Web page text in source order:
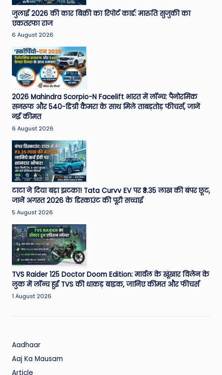
s
A
ro
u
n
d
T
h
e
W
o
rl
d
जुलाई 2026 की कार बिक्री का रिपोर्ट कार्ड: मारुति सुजुकी का
एकतरफा राज
6 August 2026
2026 Mahindra Scorpio-N Facelift भारत में लॉन्च: पैनोरमिक
सनरूफ और 540-डिग्री कैमरा के साथ मिले ताबड़तोड़ फीचर्स, जानें
नई कीमत
6 August 2026
टाटा ने दिया बड़ा झटका! Tata Curvv EV पर ₹3.35 लाख की बंपर छूट,
जानें अगस्त 2026 के डिस्काउंट की पूरी सच्चाई
5 August 2026
TVS Raider 125 Doctor Doom Edition: मार्वल के खूंखार विलेन के
लुक में लॉन्च हुई TVS की धाकड़ बाइक, जानिए कीमत और फीचर्स
1 August 2026
Aadhaar
Aaj Ka Mausam
Article